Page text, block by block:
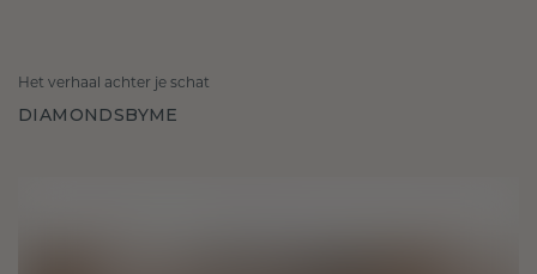
Het verhaal achter je schat
DIAMONDSBYME